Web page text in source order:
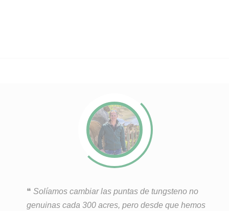
❝ Solíamos cambiar las puntas de tungsteno no
genuinas cada 300 acres, pero desde que hemos